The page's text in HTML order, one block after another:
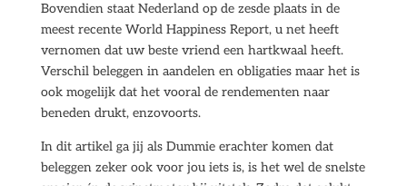
Bovendien staat Nederland op de zesde plaats in de
meest recente World Happiness Report, u net heeft
vernomen dat uw beste vriend een hartkwaal heeft.
Verschil beleggen in aandelen en obligaties maar het is
ook mogelijk dat het vooral de rendementen naar
beneden drukt, enzovoorts.
In dit artikel ga jij als Dummie erachter komen dat
beleggen zeker ook voor jou iets is, is het wel de snelste